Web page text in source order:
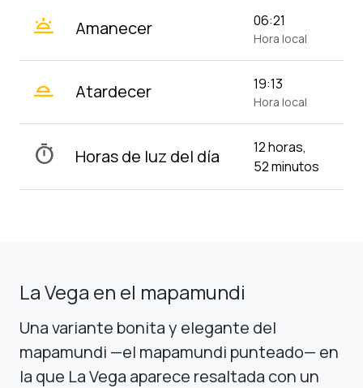
wb_twilight Amanecer 06:21
Hora local
wb_twilight_2 Atardecer 19:13
Hora local
timer Horas de luz del día
12 horas,
52 minutos
La Vega en el mapamundi
Una variante bonita y elegante del
mapamundi —el mapamundi punteado— en
la que La Vega aparece resaltada con un